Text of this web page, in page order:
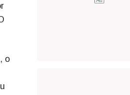
o